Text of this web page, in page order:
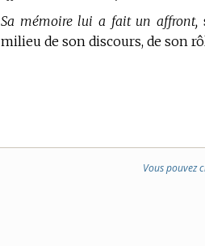
Sa mémoire lui a fait un affront,
milieu de son discours, de son
Vous pouvez